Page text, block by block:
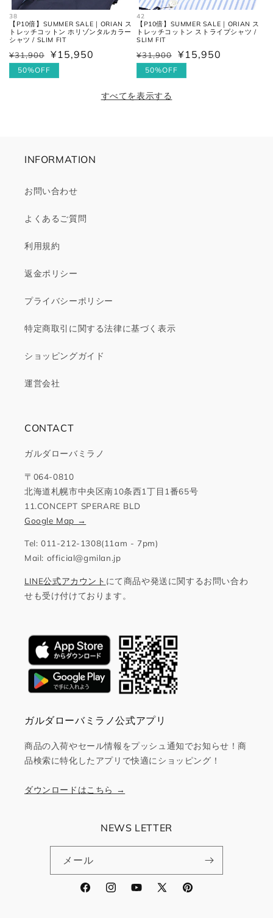
38
【P10倍】SUMMER SALE｜ORIAN ス
トレッチコットン ホリゾンタルカラー
シャツ / SLIM FIT
通
常
¥31,900
セ
ー
¥15,950
50%OFF
42
【P10倍】SUMMER SALE｜ORIAN ス
トレッチコットン ストライプシャツ /
SLIM FIT
通
常
格
¥31,900
セ
ー
価
¥15,950
50%OFF
すべてを表示する
INFORMATION
お問い合わせ
よくあるご質問
利用規約
返金ポリシー
プライバシーポリシー
特定商取引に関する法律に基づく表示
ショッピングガイド
運営会社
CONTACT
ガルダローバミラノ
〒064-0810
北海道札幌市中央区南10条西1丁目1番65号
11.CONCEPT SPERARE BLD
Google Map →
Tel: 011-212-1308(11am - 7pm)
Mail: official@gmilan.jp
LINE公式アカウント にて商品や発送に関するお問い合わ
せも受け付けております。
ガルダローバミラノ公式アプリ
商品の入荷やセール情報をプッシュ通知でお知らせ！商
品検索に特化したアプリで快適にショッピング！
ダウンロードはこちら →
NEWS LETTER
メール
FacebookInstagramYouTube
X
Pinterest